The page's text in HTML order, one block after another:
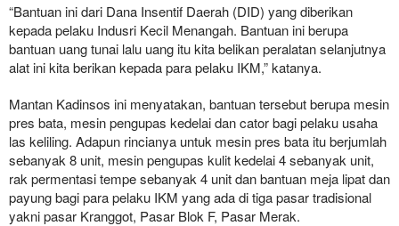
“Bantuan ini dari Dana Insentif Daerah (DID) yang diberikan
kepada pelaku Indusri Kecil Menangah. Bantuan ini berupa
bantuan uang tunai lalu uang itu kita belikan peralatan selanjutnya
alat ini kita berikan kepada para pelaku IKM,” katanya.
Mantan Kadinsos ini menyatakan, bantuan tersebut berupa mesin
pres bata, mesin pengupas kedelai dan cator bagi pelaku usaha
las keliling. Adapun rincianya untuk mesin pres bata itu berjumlah
sebanyak 8 unit, mesin pengupas kulit kedelai 4 sebanyak unit,
rak permentasi tempe sebanyak 4 unit dan bantuan meja lipat dan
payung bagi para pelaku IKM yang ada di tiga pasar tradisional
yakni pasar Kranggot, Pasar Blok F, Pasar Merak.